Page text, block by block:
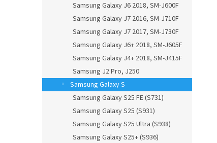
Samsung Galaxy J6 2018, SM-J600F
Samsung Galaxy J7 2016, SM-J710F
Samsung Galaxy J7 2017, SM-J730F
Samsung Galaxy J6+ 2018, SM-J605F
Samsung Galaxy J4+ 2018, SM-J415F
Samsung J2 Pro, J250
Samsung Galaxy S
Samsung Galaxy S25 FE (S731)
Samsung Galaxy S25 (S931)
Samsung Galaxy S25 Ultra (S938)
Samsung Galaxy S25+ (S936)